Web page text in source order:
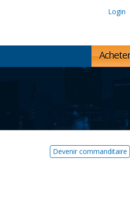
Login
Devenir commanditaire